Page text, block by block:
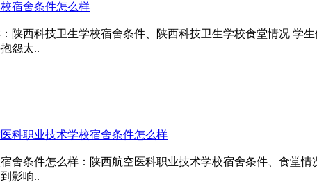
宿舍条件怎么样
陕西科技卫生学校宿舍条件、陕西科技卫生学校食堂情况 学
怨太..
科职业技术学校宿舍条件怎么样
舍条件怎么样：陕西航空医科职业技术学校宿舍条件、食堂
影响..